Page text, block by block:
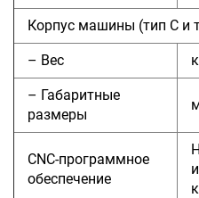
Корпус машины (тип C и
– Вес
– Габаритные
размеры
CNC-программное
обеспечение